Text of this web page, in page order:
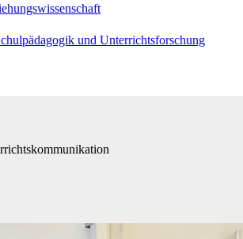
und Unterrichtsforschung